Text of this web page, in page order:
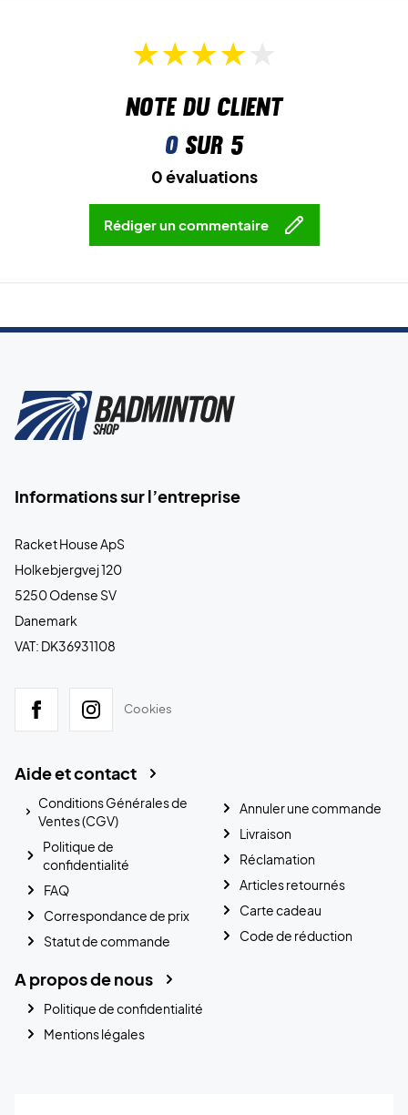
Note du client
0sur 5
0 évaluations
Rédiger un commentaire
Informations sur l’entreprise
Racket House ApS
Holkebjergvej 120
5250 Odense SV
Danemark
VAT: DK36931108
Cookies
Aide et contact
Conditions Générales de
Ventes (CGV)
Politique de
confidentialité
FAQ
Correspondance de prix
Statut de commande
Annuler une commande
Livraison
Réclamation
Articles retournés
Carte cadeau
Code de réduction
A propos de nous
Politique de confidentialité
Mentions légales